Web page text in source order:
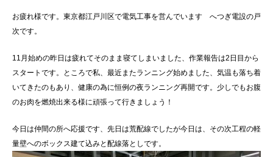
お疲れ様です。東京都江戸川区で電気工事を営んでいます へつぎ電設の戸
次です。
11月始めの昨日は疲れてそのまま寝てしまいました、作業報告は2日目から
スタートです。ところで私、最近またランニング始めました、気温も落ち着
いてきたのもあり、健康の為に恒例の夜ランニング再開です。少しでもお腹
のお肉を燃焼出来る様に頑張って行きましょう！
今日は仲間の所へ応援です、先日は荒配線でしたが今日は、その次工程の軽
量壁へのボックス建て込みと配線落としです。